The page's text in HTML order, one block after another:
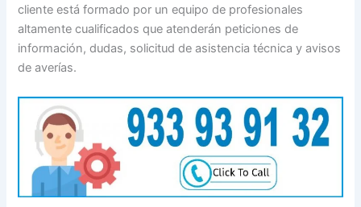
cliente está formado por un equipo de profesionales
altamente cualificados que atenderán peticiones de
información, dudas, solicitud de asistencia técnica y avisos
de averías.